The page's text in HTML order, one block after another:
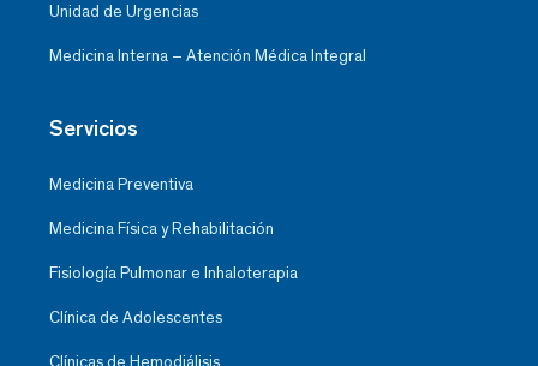
Unidad de Urgencias
Medicina Interna – Atención Médica Integral
Servicios
Medicina Preventiva
Medicina Física y Rehabilitación
Fisiología Pulmonar e Inhaloterapia
Clínica de Adolescentes